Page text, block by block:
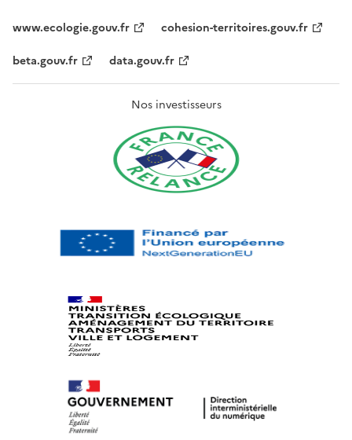
www.ecologie.gouv.fr
cohesion-territoires.gouv.fr
beta.gouv.fr
data.gouv.fr
Nos investisseurs